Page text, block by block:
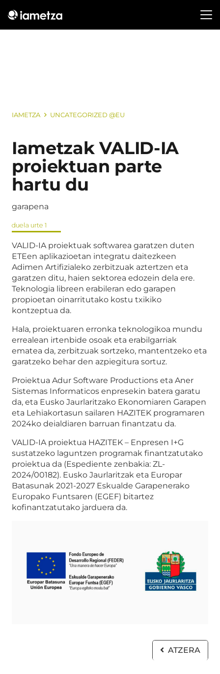
IAMETZA UNCATEGORIZED @EU
Iametzak VALID-IA
proiektuan parte
hartu du
garapena
duela urte 1
VALID-IA proiektuak softwarea garatzen duten
ETEen aplikazioetan integratu daitezkeen
Adimen Artifizialeko zerbitzuak aztertzen eta
garatzen ditu, haien sektorea edozein dela ere.
Teknologia libreen erabileran edo garapen
propioetan oinarritutako kostu txikiko
kontzeptua da.
Hala, proiektuaren erronka teknologikoa mundu
errealean irtenbide osoak eta erabilgarriak
ematea da, zerbitzuak sortzeko, mantentzeko eta
garatzeko behar den azpiegitura sortuz.
Proiektua Adur Software Productions eta Aner
Sistemas Informaticos enpresekin batera garatu
da, eta Eusko Jaurlaritzako Ekonomiaren Garapen
eta Lehiakortasun sailaren HAZITEK programaren
2024ko deialdiaren barruan finantzatu da.
VALID-IA proiektua HAZITEK – Enpresen I+G
sustatzeko laguntzen programak finantzatutako
proiektua da (Espediente zenbakia: ZL-
2024/00182). Eusko Jaurlaritzak eta Europar
Batasunak 2021-2027 Eskualde Garapenerako
Europako Funtsaren (EGEF) bitartez
kofinantzatutako jarduera da.
ATZERA